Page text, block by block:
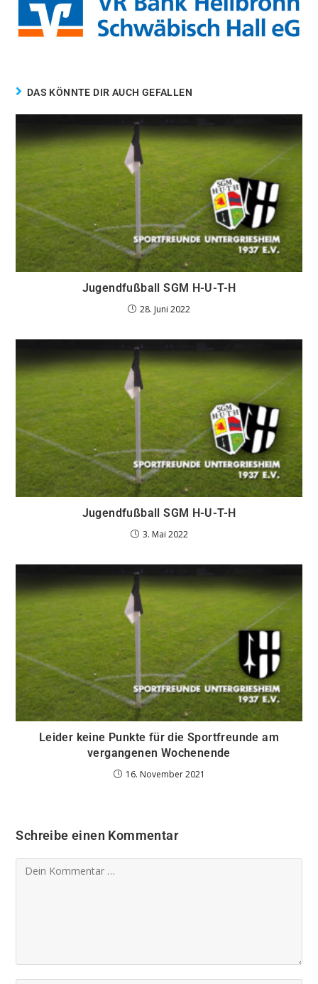
DAS KÖNNTE DIR AUCH GEFALLEN
Jugendfußball SGM H-U-T-H
28. Juni 2022
Jugendfußball SGM H-U-T-H
3. Mai 2022
Leider keine Punkte für die Sportfreunde am
vergangenen Wochenende
16. November 2021
Schreibe einen Kommentar